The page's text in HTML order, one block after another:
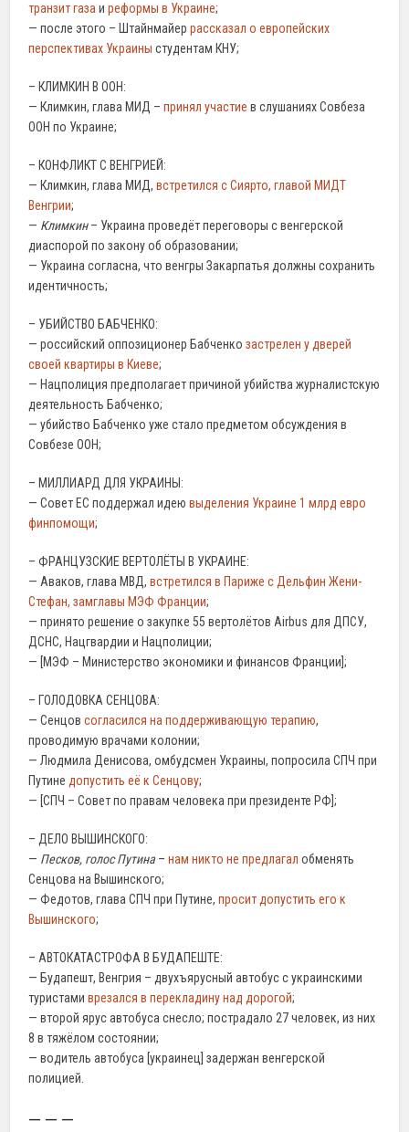
транзит газа иреформы в Украине;
— после этого – Штайнмайеррассказал о европейских
перспективах Украины студентам КНУ;
– КЛИМКИН В ООН:
— Климкин, глава МИД –принял участие в слушаниях Совбеза
ООН по Украине;
– КОНФЛИКТ С ВЕНГРИЕЙ:
— Климкин, глава МИД,встретился с Сиярто, главой МИДТ
Венгрии;
— Климкин– Украина проведёт переговоры с венгерской
диаспорой по закону об образовании;
— Украина согласна, что венгры Закарпатья должны сохранить
идентичность;
– УБИЙСТВО БАБЧЕНКО:
— российский оппозиционер Бабченкозастрелен у дверей
своей квартиры в Киеве;
— Нацполиция предполагает причиной убийства журналистскую
деятельность Бабченко;
— убийство Бабченко уже стало предметом обсуждения в
Совбезе ООН;
– МИЛЛИАРД ДЛЯ УКРАИНЫ:
— Совет ЕС поддержал идеювыделения Украине 1 млрд евро
финпомощи;
– ФРАНЦУЗСКИЕ ВЕРТОЛЁТЫ В УКРАИНЕ:
— Аваков, глава МВД,встретился в Париже с Дельфин Жени-
Стефан, замглавы МЭФ Франции;
— принято решение о закупке 55 вертолётов Airbus для ДПСУ,
ДСНС, Нацгвардии и Нацполиции;
— [МЭФ – Министерство экономики и финансов Франции];
– ГОЛОДОВКА СЕНЦОВА:
— Сенцовсогласился на поддерживающую терапию,
проводимую врачами колонии;
— Людмила Денисова, омбудсмен Украины, попросила СПЧ при
Путине допустить её к Сенцову;
— [СПЧ – Совет по правам человека при президенте РФ];
– ДЕЛО ВЫШИНСКОГО:
— Песков, голос Путина –нам никто не предлагал обменять
Сенцова на Вышинского;
— Федотов, глава СПЧ при Путине,просит допустить его к
Вышинского;
– АВТОКАТАСТРОФА В БУДАПЕШТЕ:
— Будапешт, Венгрия – двухъярусный автобус с украинскими
туристамиврезался в перекладину над дорогой;
— второй ярус автобуса снесло; пострадало 27 человек, из них
8 в тяжёлом состоянии;
— водитель автобуса [украинец] задержан венгерской
полицией.
— — —